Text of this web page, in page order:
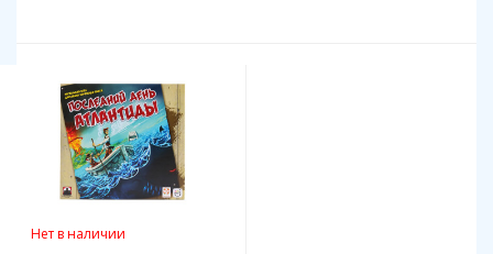
Нет в наличии